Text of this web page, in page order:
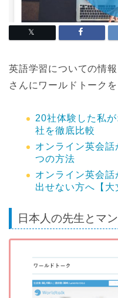
英語学習についての情
さんにワールドトーク
20社体験した私
社を徹底比較
オンライン英会
つの方法
オンライン英会
出せない方へ【大
日本人の先生とマ